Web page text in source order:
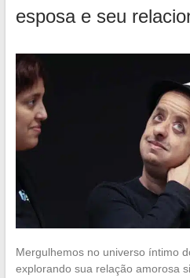
esposa e seu
Mergulhemos no universo íntimo
explorando sua relação amorosa